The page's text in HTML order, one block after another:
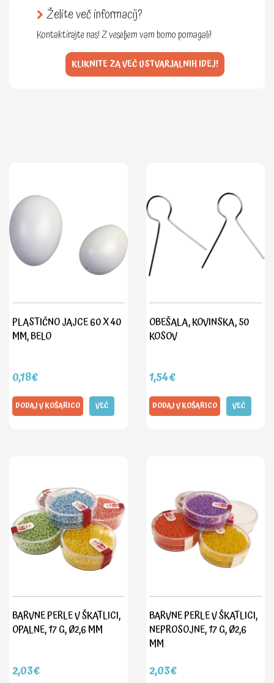
Želite več informacij?
Kontaktirajte nas! Z veseljem vam bomo pomagali!
KLIKNITE ZA VEČ USTVARJALNIH IDEJ!
PLASTIČNO JAJCE 60 X 40
MM, BELO
0,18€
DODAJ V KOŠARICO VEČ
OBEŠALA, KOVINSKA, 50
KOSOV
1,54€
DODAJ V KOŠARICO VEČ
BARVNE PERLE V ŠKATLICI,
OPALNE, 17 G, Ø2,6 MM
2,03€
BARVNE PERLE V ŠKATLICI,
NEPROSOJNE, 17 G, Ø2,6
MM
2,03€